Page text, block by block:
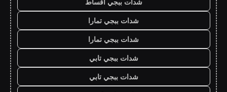
شدات ببجي تمارا
شدات ببجي تمارا
شدات ببجي تابي
شدات ببجي تابي